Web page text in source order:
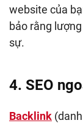
website của
bảo rằng
sự.
4. SEO
Backlink